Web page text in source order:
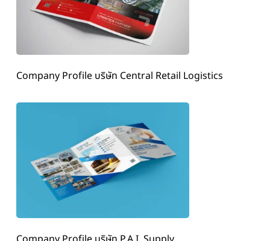
Company Profile บริษัท Central Retail Logistics